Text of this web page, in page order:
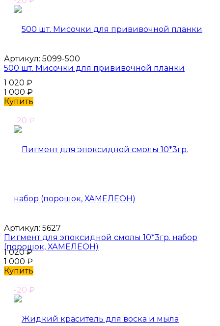
Артикул: 5099-500
500 шт. Мисочки для прививочной планки
1 020 ₽
1 000 ₽
Купить
-20 ₽
Артикул: 5627
Пигмент для эпоксидной смолы 10*3гр. набор
(порошок, ХАМЕЛЕОН)
1 020₽
1 000 ₽
Купить
-20 ₽